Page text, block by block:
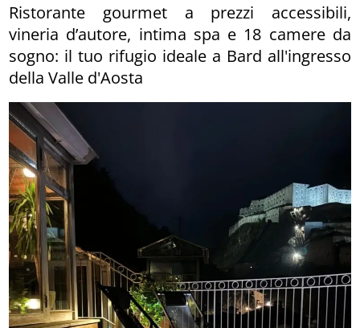
Ristorante gourmet a prezzi accessibili,
vineria d’autore, intima spa e 18 camere da
sogno: il tuo rifugio ideale a Bard all'ingresso
della Valle d'Aosta